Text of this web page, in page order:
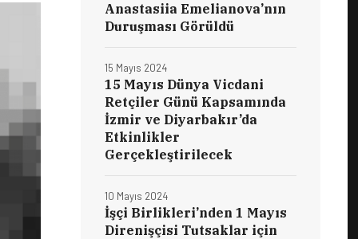
Anastasiia Emelianova’nın
Duruşması Görüldü
15 Mayıs Dünya Vicdani
Retçiler Günü Kapsamında
İzmir ve Diyarbakır’da
Etkinlikler
Gerçekleştirilecek
15 Mayıs 2024
İşçi Birlikleri’nden 1 Mayıs
Direnişçisi Tutsaklar için
10 Mayıs 2024